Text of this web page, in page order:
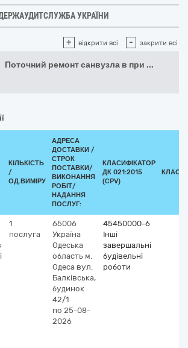
УКРАЇНИ
+ відкрити всі - закрити всі
Поточний ремонт санвузла в при ...
КІЛЬКІСТЬ
/
ОД.ВИМІРУ
АДРЕСА
ДОСТАВКИ /
СТРОК
ПОСТАВКИ/
ВИКОНАННЯ
РОБІТ/
НАДАННЯ
ПОСЛУГ:
КЛАСИФІКАТОР
ДК 021:2015
(CPV)
1
послуга
65006
Україна
Одеська
область м.
Одеса вул.
Балківська,
будинок
42/1
по 25-08-
2026
45450000-6
Інші
завершальні
будівельні
роботи